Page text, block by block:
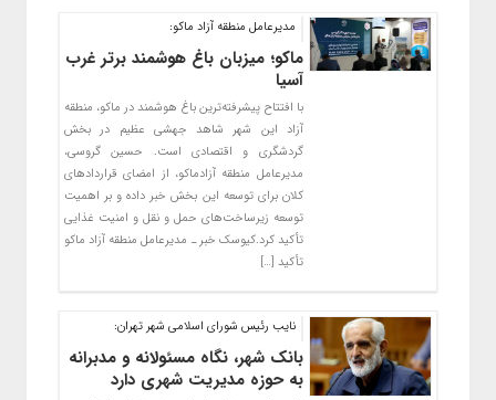
مدیرعامل منطقه آزاد ماکو:
ماکو؛ میزبان باغ هوشمند برتر غرب
آسیا
با افتتاح پیشرفته‌ترین باغ هوشمند در ماکو، منطقه
آزاد این شهر شاهد جهشی عظیم در بخش
گردشگری و اقتصادی است. حسین گروسی،
مدیرعامل منطقه آزادماکو، از امضای قراردادهای
کلان برای توسعه این بخش خبر داده و بر اهمیت
توسعه زیرساخت‌های حمل و نقل و امنیت غذایی
تأکید کرد.کیوسک خبر ـ مدیرعامل منطقه آزاد ماکو
تأکید […]
نایب رئیس شورای اسلامی شهر تهران:
بانک شهر، نگاه مسئولانه و مدبرانه
به حوزه مدیریت شهری دارد